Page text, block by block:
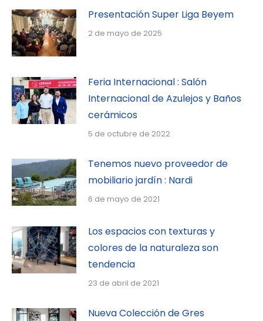
Presentación Super Liga Beyem
2 de mayo de 2025
Feria Internacional : Salón
Internacional de Azulejos y Baños
cerámicos
5 de octubre de 2022
Tenemos nuevo proveedor de
mobiliario jardín : Nardi
6 de mayo de 2021
Los espacios con texturas y
colores de la naturaleza son
tendencia
23 de abril de 2021
Nueva Colección de Gres